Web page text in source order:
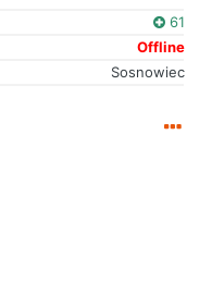
61
Offline
Sosnowiec